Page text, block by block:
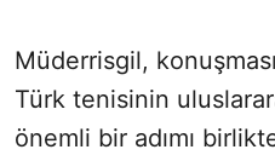
Müderrisgil,
Türk tenisinin
önemli bir adımı